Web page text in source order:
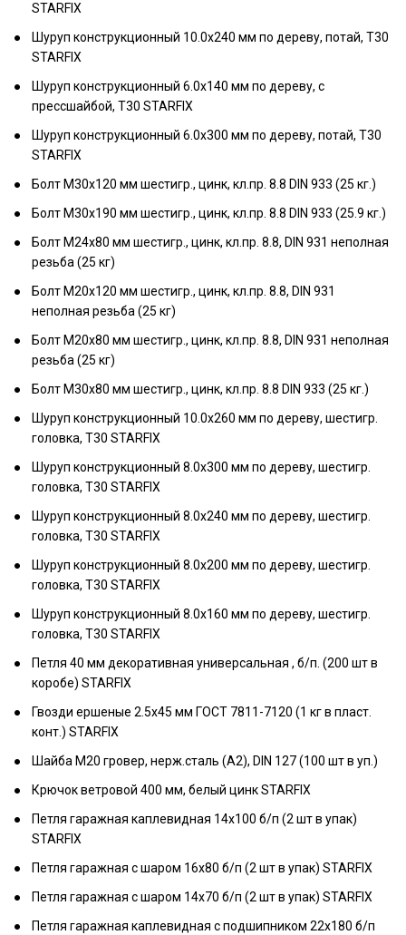
STARFIX
Шуруп конструкционный 10.0х240 мм по дереву, потай, T30
STARFIX
Шуруп конструкционный 6.0х140 мм по дереву, с
прессшайбой, T30 STARFIX
Шуруп конструкционный 6.0х300 мм по дереву, потай, T30
STARFIX
Болт М30х120 мм шестигр., цинк, кл.пр. 8.8 DIN 933 (25 кг.)
Болт М30х190 мм шестигр., цинк, кл.пр. 8.8 DIN 933 (25.9 кг.)
Болт М24х80 мм шестигр., цинк, кл.пр. 8.8, DIN 931 неполная
резьба (25 кг)
Болт М20х120 мм шестигр., цинк, кл.пр. 8.8, DIN 931
неполная резьба (25 кг)
Болт М20х80 мм шестигр., цинк, кл.пр. 8.8, DIN 931 неполная
резьба (25 кг)
Болт М30х80 мм шестигр., цинк, кл.пр. 8.8 DIN 933 (25 кг.)
Шуруп конструкционный 10.0х260 мм по дереву, шестигр.
головка, T30 STARFIX
Шуруп конструкционный 8.0х300 мм по дереву, шестигр.
головка, T30 STARFIX
Шуруп конструкционный 8.0х240 мм по дереву, шестигр.
головка, T30 STARFIX
Шуруп конструкционный 8.0х200 мм по дереву, шестигр.
головка, T30 STARFIX
Шуруп конструкционный 8.0х160 мм по дереву, шестигр.
головка, T30 STARFIX
Петля 40 мм декоративная универсальная , б/п. (200 шт в
коробе) STARFIX
Гвозди ершеные 2.5х45 мм ГОСТ 7811-7120 (1 кг в пласт.
конт.) STARFIX
Шайба М20 гровер, нерж.сталь (А2), DIN 127 (100 шт в уп.)
Крючок ветровой 400 мм, белый цинк STARFIX
Петля гаражная каплевидная 14х100 б/п (2 шт в упак)
STARFIX
Петля гаражная с шаром 16х80 б/п (2 шт в упак) STARFIX
Петля гаражная с шаром 14х70 б/п (2 шт в упак) STARFIX
Петля гаражная каплевидная с подшипником 22х180 б/п